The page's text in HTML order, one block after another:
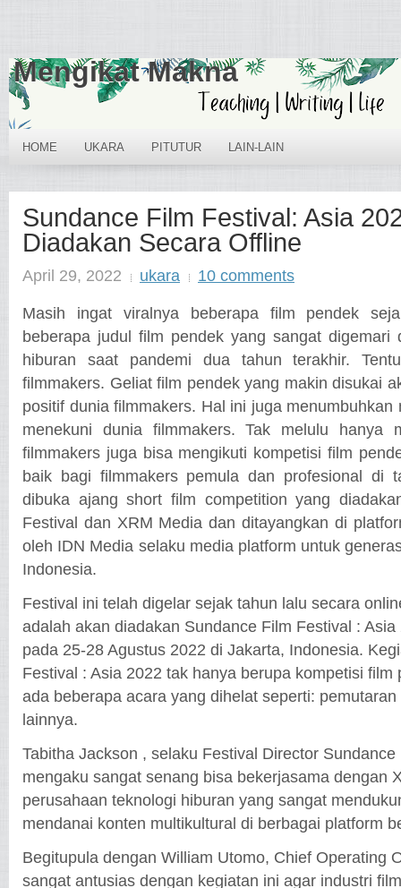
Mengikat Makna
HOME UKARA PITUTUR LAIN-LAIN
Sundance Film Festival: Asia
Diadakan Secara Offline
April 29, 2022 ukara
10 comments
Masih ingat viralnya beberapa film pendek
beberapa judul film pendek yang sangat digemari
hiburan saat pandemi dua tahun terakhir.
filmmakers. Geliat film pendek yang makin disukai
positif dunia filmmakers. Hal ini juga menumbuhkan
menekuni dunia filmmakers. Tak melulu hanya
filmmakers juga bisa mengikuti kompetisi film
baik bagi filmmakers pemula dan profesional di
dibuka ajang short film competition yang
Festival dan XRM Media dan ditayangkan di
oleh IDN Media selaku media platform untuk
Indonesia.
Festival ini telah digelar sejak tahun lalu secara
adalah akan diadakan Sundance Film Festival :
pada 25-28 Agustus 2022 di Jakarta, Indonesia.
Festival : Asia 2022 tak hanya berupa kompetisi film
ada beberapa acara yang dihelat seperti:
lainnya.
Tabitha Jackson , selaku Festival Director
mengaku sangat senang bisa bekerjasama dengan
perusahaan teknologi hiburan yang sangat
mendanai konten multikultural di berbagai platform
Begitupula dengan William Utomo, Chief Operating
sangat antusias dengan kegiatan ini agar industri